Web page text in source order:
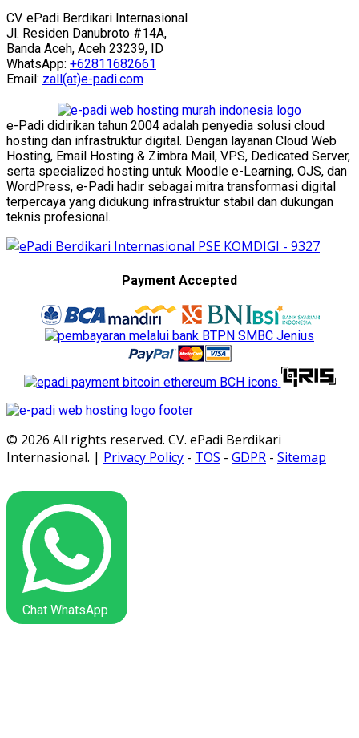
CV. ePadi Berdikari Internasional
Jl. Residen Danubroto #14A,
Banda Aceh, Aceh 23239, ID
WhatsApp: +62811682661
Email: zall(at)e-padi.com
e-Padi didirikan tahun 2004 adalah penyedia solusi cloud
hosting dan infrastruktur digital. Dengan layanan Cloud Web
Hosting, Email Hosting & Zimbra Mail, VPS, Dedicated Server,
serta specialized hosting untuk Moodle e-Learning, OJS, dan
WordPress, e-Padi hadir sebagai mitra transformasi digital
terpercaya yang didukung infrastruktur stabil dan dukungan
teknis profesional.
Payment Accepted
© 2026 All rights reserved. CV. ePadi Berdikari
Internasional. | Privacy Policy - TOS - GDPR - Sitemap
Chat WhatsApp